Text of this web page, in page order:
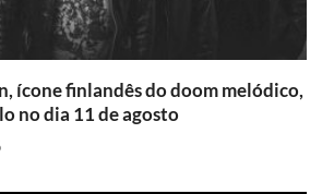
ícone finlandês do doom melódico,
no dia 11 de agosto